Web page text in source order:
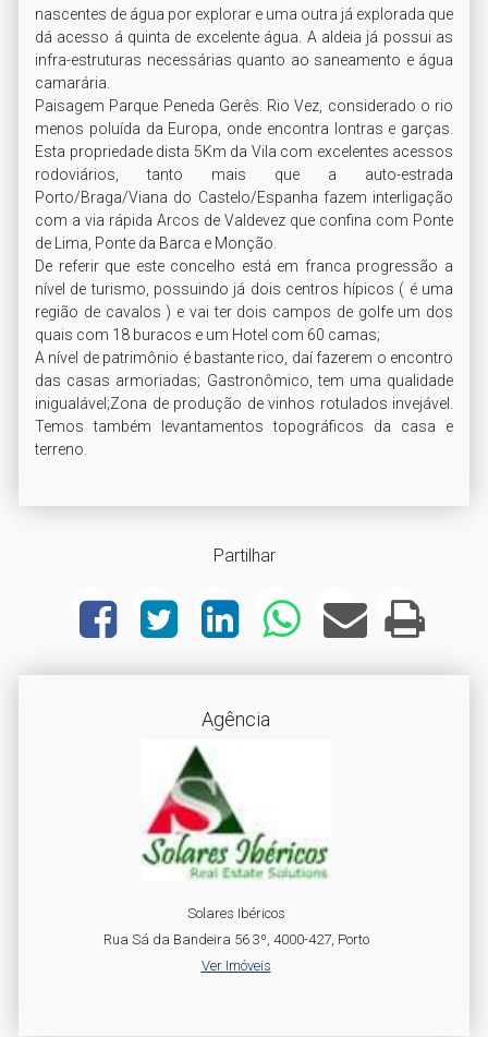
Partilhar
Agência
Solares Ibéricos
Rua Sá da Bandeira 56 3º, 4000-427, Porto
Ver Imóveis
nascentes de água por explorar e uma outra já explorada que
dá acesso á quinta de excelente água. A aldeia já possui as
infra-estruturas necessárias quanto ao saneamento e água
camarária.
Paisagem Parque Peneda Gerês. Rio Vez, considerado o rio
menos poluída da Europa, onde encontra lontras e garças.
Esta propriedade dista 5Km da Vila com excelentes acessos
rodoviários, tanto mais que a auto-estrada
Porto/Braga/Viana do Castelo/Espanha fazem interligação
com a via rápida Arcos de Valdevez que confina com Ponte
de Lima, Ponte da Barca e Monção.
De referir que este concelho está em franca progressão a
nível de turismo, possuindo já dois centros hípicos ( é uma
região de cavalos ) e vai ter dois campos de golfe um dos
quais com 18 buracos e um Hotel com 60 camas;
A nível de patrimônio é bastante rico, daí fazerem o encontro
das casas armoriadas; Gastronômico, tem uma qualidade
inigualável;Zona de produção de vinhos rotulados invejável.
Temos também levantamentos topográficos da casa e
terreno.